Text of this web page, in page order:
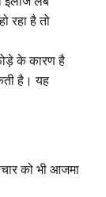
है तो
के कारण है
है। यह
को भी आजमा